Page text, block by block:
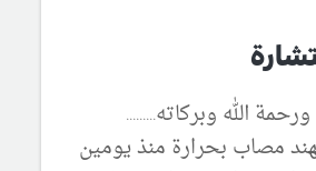
الله وبركاته.........
مصاب بحرارة منذ يومين